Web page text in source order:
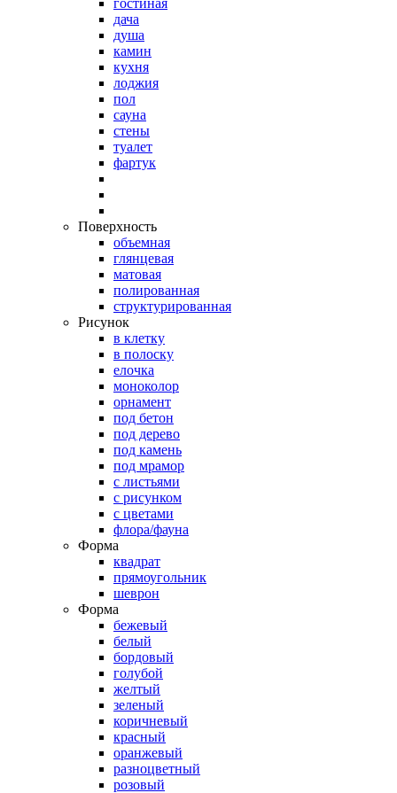
гостиная
дача
душа
камин
кухня
лоджия
пол
сауна
стены
туалет
фартук
Поверхность
объемная
глянцевая
матовая
полированная
структурированная
Рисунок
в клетку
в полоску
елочка
моноколор
орнамент
под бетон
под дерево
под камень
под мрамор
с листьями
с рисунком
с цветами
флора/фауна
Форма
квадрат
прямоугольник
шеврон
Форма
бежевый
белый
бордовый
голубой
желтый
зеленый
коричневый
красный
оранжевый
разноцветный
розовый